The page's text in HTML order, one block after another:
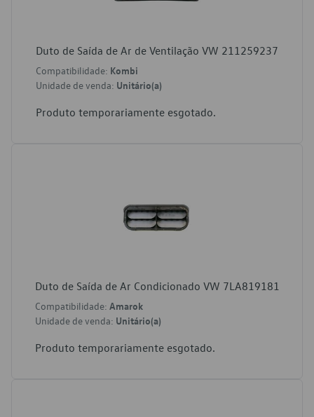
Duto de Saída de Ar de Ventilação VW 211259237
Compatibilidade: Kombi
Unidade de venda: Unitário(a)
Produto temporariamente esgotado.
Duto de Saída de Ar Condicionado VW 7LA819181
Compatibilidade: Amarok
Unidade de venda: Unitário(a)
Produto temporariamente esgotado.